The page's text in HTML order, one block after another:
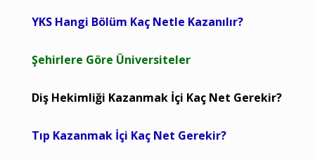
YKS Hangi Bölüm Kaç Netle Kazanılır?
Şehirlere Göre Üniversiteler
Diş Hekimliği Kazanmak İçi Kaç Net Gerekir?
Tıp Kazanmak İçi Kaç Net Gerekir?